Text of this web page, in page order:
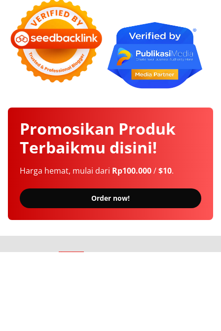
Promosikan Produk
Terbaikmu disini!
Harga hemat, mulai dari Rp100.000/$10.
Order now!